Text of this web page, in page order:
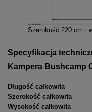
Szerokość 220 cm ·
Specyfikacja
Kampera Bushcamp
Długość całkowita
Szerokość całkowita
Wysokość całkowita